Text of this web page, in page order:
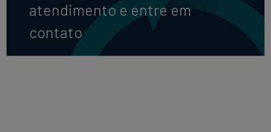
atendimento e entre em
contato